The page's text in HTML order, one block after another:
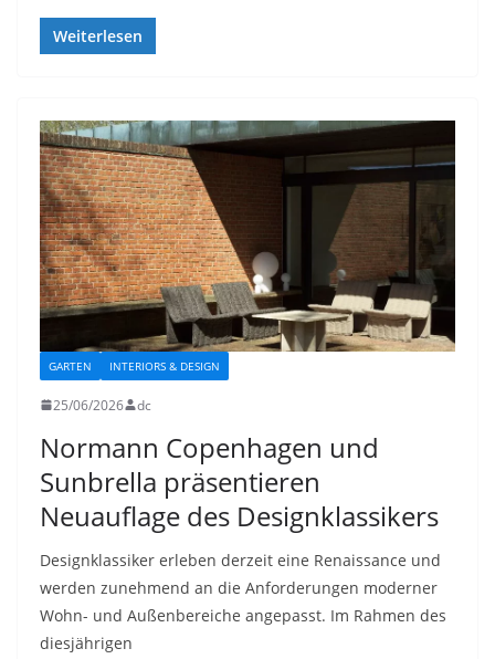
Weiterlesen
GARTEN INTERIORS & DESIGN
25/06/2026 dc
Normann Copenhagen und
Sunbrella präsentieren
Neuauflage des Designklassikers
Designklassiker erleben derzeit eine Renaissance und
werden zunehmend an die Anforderungen moderner
Wohn- und Außenbereiche angepasst. Im Rahmen des
diesjährigen